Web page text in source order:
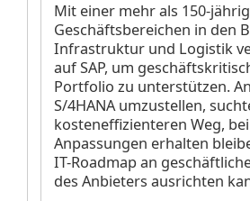
Mit einer mehr als 150-
Geschäftsbereichen in den
Infrastruktur und Logistik
auf SAP, um
Portfolio zu unterstützen.
S/4HANA umzustellen,
kosteneffizienteren Weg,
Anpassungen erhalten
IT-Roadmap an
des Anbieters ausrichten